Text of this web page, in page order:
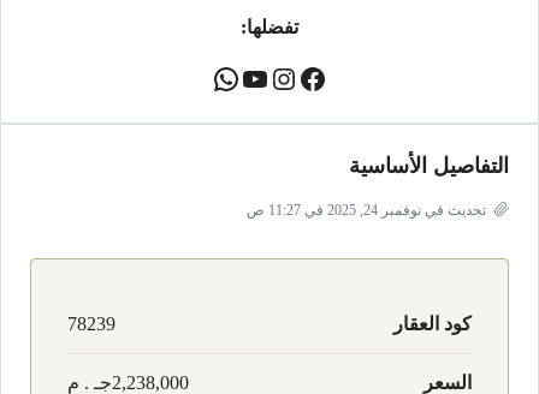
تفضلها:
التفاصيل الأساسية
تحديث في نوفمبر 24, 2025 في 11:27 ص
كود العقار 78239
السعر 2,238,000جـ . م